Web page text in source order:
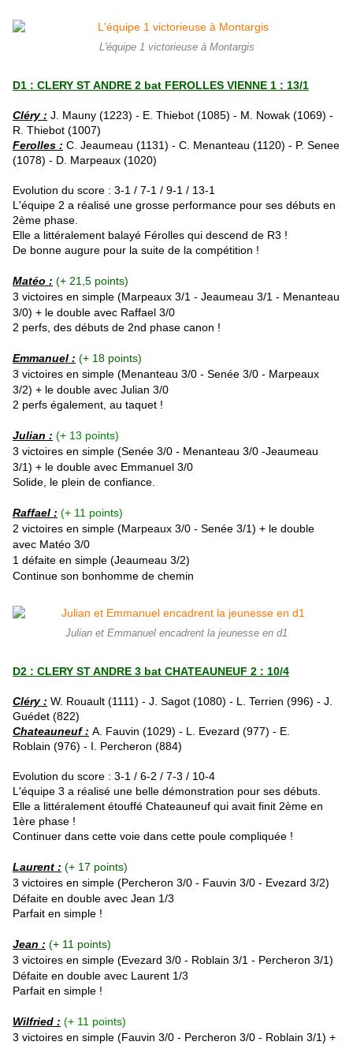
L'équipe 1 victorieuse à Montargis
D1 : CLERY ST ANDRE 2 bat FEROLLES VIENNE 1 : 13/1
Cléry : J. Mauny (1223) - E. Thiebot (1085) - M. Nowak (1069) -
R. Thiebot (1007)
Ferolles : C. Jeaumeau (1131) - C. Menanteau (1120) - P. Senee
(1078) - D. Marpeaux (1020)
Evolution du score : 3-1 / 7-1 / 9-1 / 13-1
L'équipe 2 a réalisé une grosse performance pour ses débuts en
2ème phase.
Elle a littéralement balayé Férolles qui descend de R3 !
De bonne augure pour la suite de la compétition !
Matéo : (+ 21,5 points)
3 victoires en simple (Marpeaux 3/1 - Jeaumeau 3/1 - Menanteau
3/0) + le double avec Raffael 3/0
2 perfs, des débuts de 2nd phase canon !
Emmanuel : (+ 18 points)
3 victoires en simple (Menanteau 3/0 - Senée 3/0 - Marpeaux
3/2) + le double avec Julian 3/0
2 perfs également, au taquet !
Julian : (+ 13 points)
3 victoires en simple (Senée 3/0 - Menanteau 3/0 -Jeaumeau
3/1) + le double avec Emmanuel 3/0
Solide, le plein de confiance.
Raffael : (+ 11 points)
2 victoires en simple (Marpeaux 3/0 - Senée 3/1) + le double
avec Matéo 3/0
1 défaite en simple (Jeaumeau 3/2)
Continue son bonhomme de chemin
Julian et Emmanuel encadrent la jeunesse en d1
D2 : CLERY ST ANDRE 3 bat CHATEAUNEUF 2 : 10/4
Cléry : W. Rouault (1111) - J. Sagot (1080) - L. Terrien (996) - J.
Guédet (822)
Chateauneuf : A. Fauvin (1029) - L. Evezard (977) - E.
Roblain (976) - I. Percheron (884)
Evolution du score : 3-1 / 6-2 / 7-3 / 10-4
L'équipe 3 a réalisé une belle démonstration pour ses débuts.
Elle a littéralement étouffé Chateauneuf qui avait finit 2ème en
1ère phase !
Continuer dans cette voie dans cette poule compliquée !
Laurent : (+ 17 points)
3 victoires en simple (Percheron 3/0 - Fauvin 3/0 - Evezard 3/2)
Défaite en double avec Jean 1/3
Parfait en simple !
Jean : (+ 11 points)
3 victoires en simple (Evezard 3/0 - Roblain 3/1 - Percheron 3/1)
Défaite en double avec Laurent 1/3
Parfait en simple !
Wilfried : (+ 11 points)
3 victoires en simple (Fauvin 3/0 - Percheron 3/0 - Roblain 3/1) +